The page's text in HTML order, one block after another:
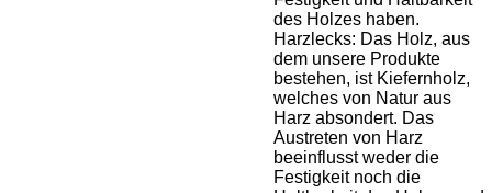
des Holzes haben.
Harzlecks: Das Holz, aus
dem unsere Produkte
bestehen, ist Kiefernholz,
welches von Natur aus
Harz absondert. Das
Austreten von Harz
beeinflusst weder die
Festigkeit noch die